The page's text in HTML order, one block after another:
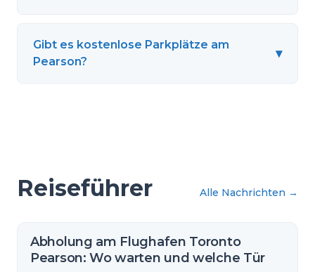
Gibt es kostenlose Parkplätze am
Pearson?
▾
Reiseführer Alle Nachrichten →
Abholung am Flughafen Toronto
Pearson: Wo warten und welche Tür